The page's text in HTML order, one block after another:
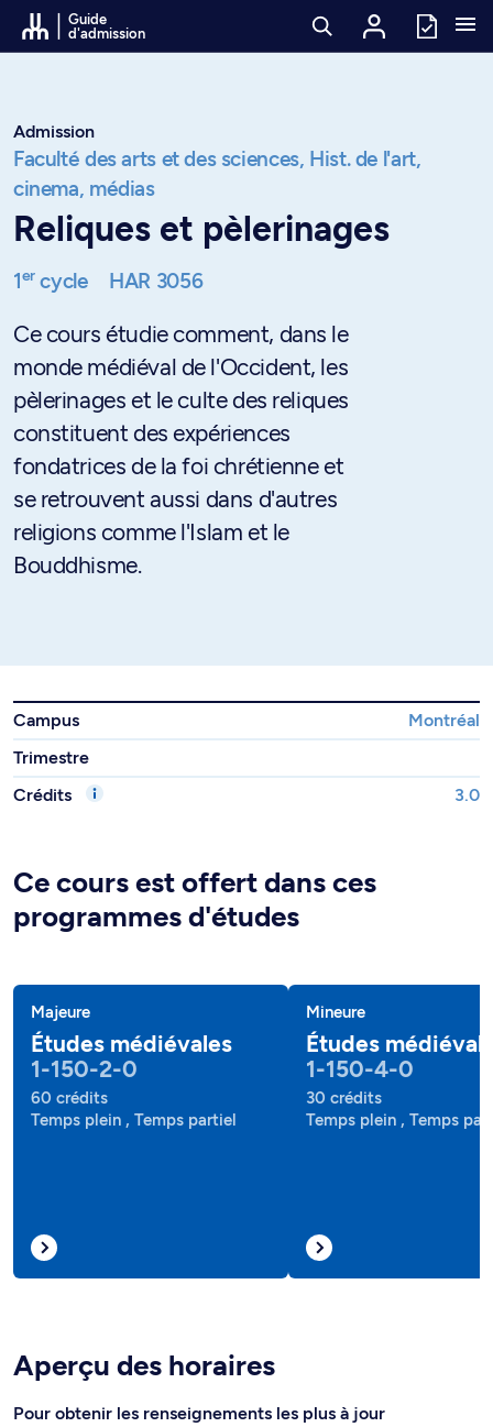
Passer au contenu
Guide
d'admission
Admission
Faculté des arts et des sciences, Hist. de l'art,
cinema, médias
Reliques et pèlerinages
1ercycle HAR 3056
Ce cours étudie comment, dans le
monde médiéval de l'Occident, les
pèlerinages et le culte des reliques
constituent des expériences
fondatrices de la foi chrétienne et
se retrouvent aussi dans d'autres
religions comme l'Islam et le
Bouddhisme.
Campus
Montréal
Trimestre
Crédits
3.0
Ce cours est offert dans ces
programmes d'études
Majeure
Études médiévales
1-150-2-0
60 crédits
Temps plein , Temps partiel
Mineure
Études
1-150-4-0
30 crédits
Temps plein , Temps
Aperçu des horaires
Pour obtenir les renseignements les plus à jour